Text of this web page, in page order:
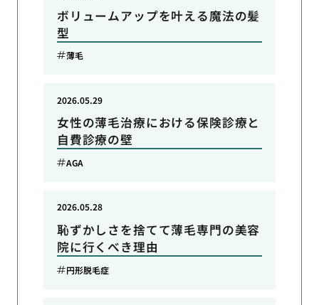
ボリュームアップを叶える魔法の髪
型
薄毛
女性の薄毛治療における保険診療と
自費診療の壁
2026.05.29
AGA
恥ずかしさを捨てて薄毛専門の美容
院に行くべき理由
2026.05.28
円形脱毛症